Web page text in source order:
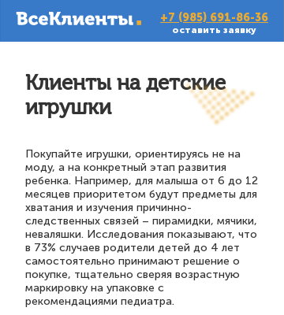
+7 (985) 691-86-36
оставить заявку
Клиенты на детские
игрушки
Покупайте игрушки, ориентируясь не на
моду, а на конкретный этап развития
ребенка. Например, для малыша от 6 до 12
месяцев приоритетом будут предметы для
хватания и изучения причинно-
следственных связей – пирамидки, мячики,
неваляшки. Исследования показывают, что
в 73% случаев родители детей до 4 лет
самостоятельно принимают решение о
покупке, тщательно сверяя возрастную
маркировку на упаковке с
рекомендациями педиатра.